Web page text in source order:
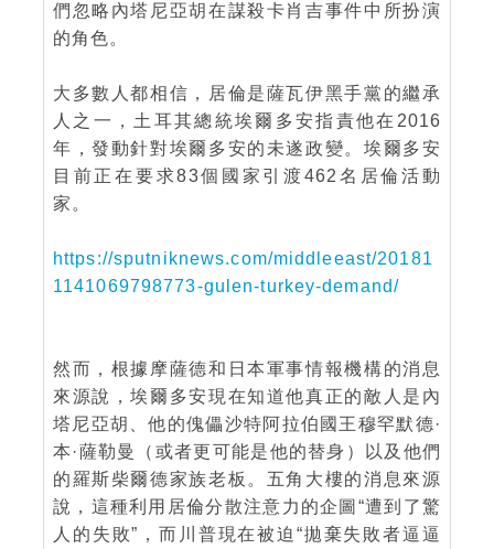
們忽略內塔尼亞胡在謀殺卡肖吉事件中所扮演
的角色。
大多數人都相信，居倫是薩瓦伊黑手黨的繼承
人之一，土耳其總統埃爾多安指責他在2016
年，發動針對埃爾多安的未遂政變。埃爾多安
目前正在要求83個國家引渡462名居倫活動
家。
https://sputniknews.com/middleeast/20181
1141069798773-gulen-turkey-demand/
然而，根據摩薩德和日本軍事情報機構的消息
來源說，埃爾多安現在知道他真正的敵人是內
塔尼亞胡、他的傀儡沙特阿拉伯國王穆罕默德·
本·薩勒曼（或者更可能是他的替身）以及他們
的羅斯柴爾德家族老板。五角大樓的消息來源
說，這種利用居倫分散注意力的企圖“遭到了驚
人的失敗”，而川普現在被迫“拋棄失敗者逼逼